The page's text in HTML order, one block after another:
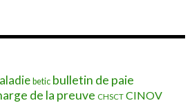
betic bulletin de paie
de la preuve CHSCT CINOV